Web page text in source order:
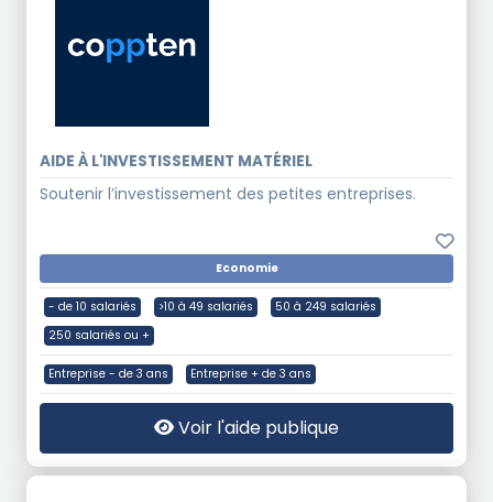
AIDE À L'INVESTISSEMENT MATÉRIEL
Soutenir l’investissement des petites entreprises.
Economie
- de 10 salariés >10 à 49 salariés
50 à 249 salariés
250 salariés ou +
Entreprise - de 3 ans Entreprise + de 3 ans
Voir l'aide publique